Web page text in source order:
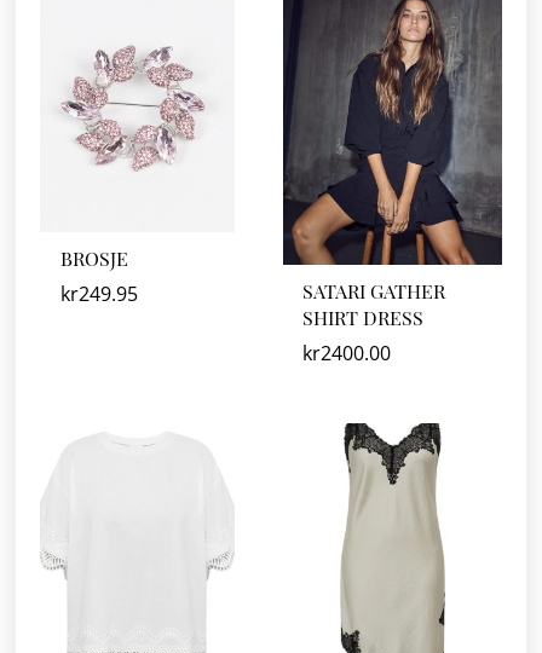
BROSJE
kr249.95
SATARI GATHER
SHIRT DRESS
kr2400.00